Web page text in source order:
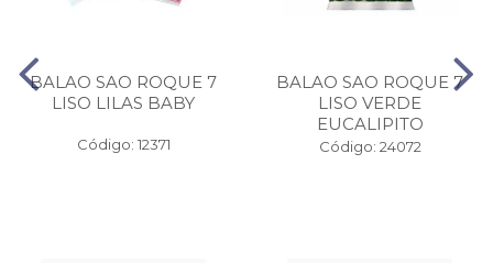
BALAO SAO ROQUE 7
LISO LILAS BABY
Código: 12371
BALAO SAO ROQUE 7
LISO VERDE
EUCALIPITO
Código: 24072